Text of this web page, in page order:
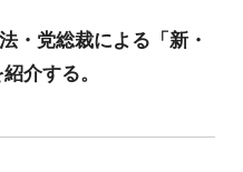
・党総裁による「新・
介する。